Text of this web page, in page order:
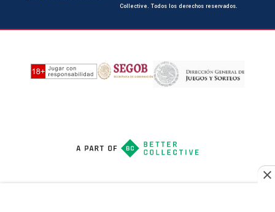
Collective. Todos los derechos reservados.